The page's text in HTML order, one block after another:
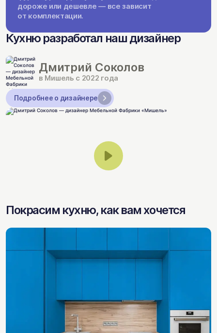
дороже или дешевле — все зависит
от комплектации.
Кухню разработал наш дизайнер
Дмитрий Соколов
в Мишель с 2022 года
Подробнее о дизайнере
Покрасим кухню, как вам хочется